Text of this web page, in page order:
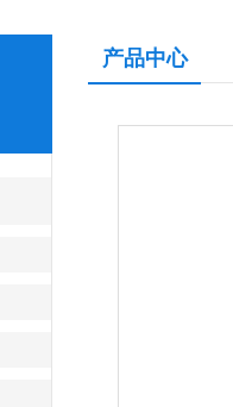
产品中心